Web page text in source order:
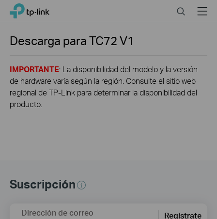
Click
navigation
TP-Link, Reliably Smart SearchMenu
Descarga paraTC72V1
IMPORTANTE: La disponibilidad del modelo y la versión
de hardware varía según la región. Consulte el sitio web
regional de TP-Link para determinar la disponibilidad del
producto.
Suscripción
Dirección de correo Regístrate